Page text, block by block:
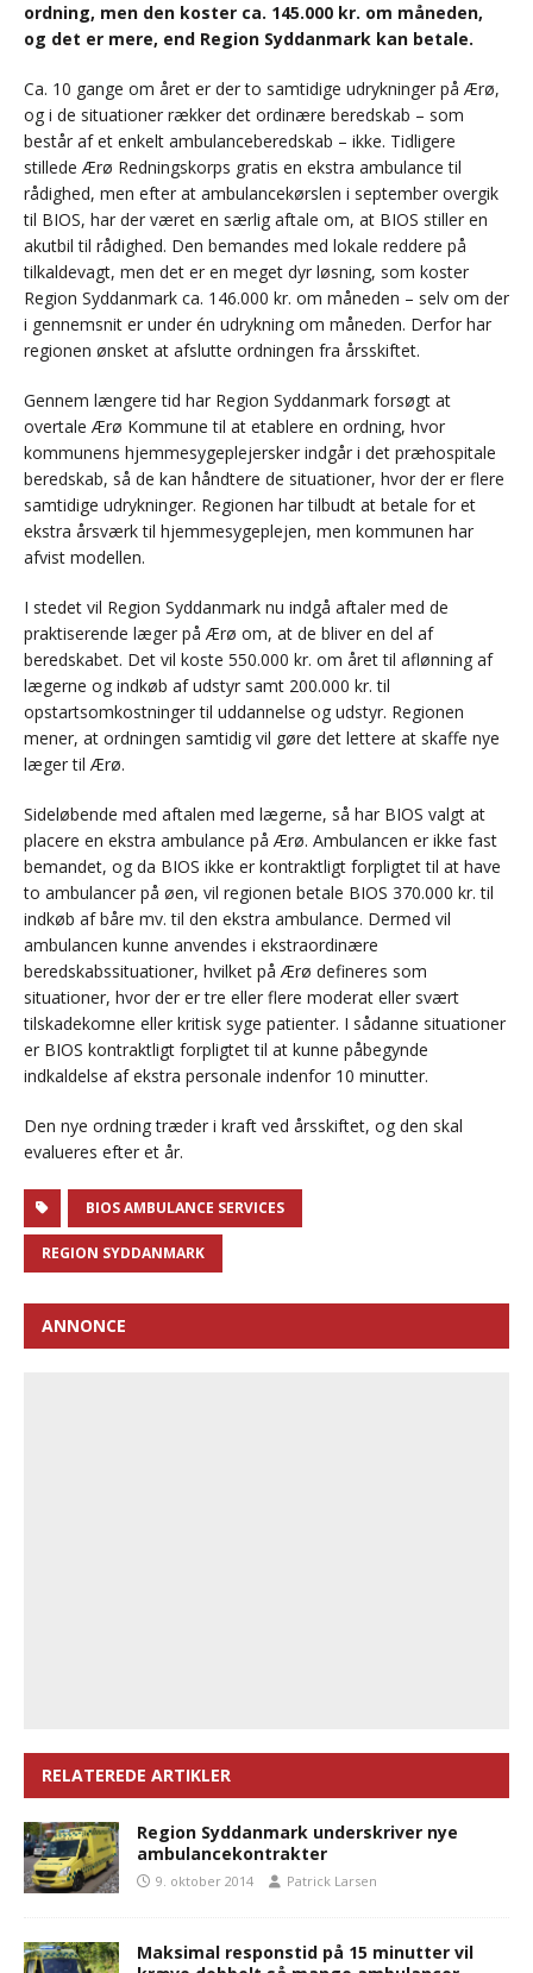
ordning, men den koster ca. 145.000 kr. om måneden,
og det er mere, end Region Syddanmark kan betale.
Ca. 10 gange om året er der to samtidige udrykninger på Ærø,
og i de situationer rækker det ordinære beredskab – som
består af et enkelt ambulanceberedskab – ikke. Tidligere
stillede Ærø Redningskorps gratis en ekstra ambulance til
rådighed, men efter at ambulancekørslen i september overgik
til BIOS, har der været en særlig aftale om, at BIOS stiller en
akutbil til rådighed. Den bemandes med lokale reddere på
tilkaldevagt, men det er en meget dyr løsning, som koster
Region Syddanmark ca. 146.000 kr. om måneden – selv om der
i gennemsnit er under én udrykning om måneden. Derfor har
regionen ønsket at afslutte ordningen fra årsskiftet.
Gennem længere tid har Region Syddanmark forsøgt at
overtale Ærø Kommune til at etablere en ordning, hvor
kommunens hjemmesygeplejersker indgår i det præhospitale
beredskab, så de kan håndtere de situationer, hvor der er flere
samtidige udrykninger. Regionen har tilbudt at betale for et
ekstra årsværk til hjemmesygeplejen, men kommunen har
afvist modellen.
I stedet vil Region Syddanmark nu indgå aftaler med de
praktiserende læger på Ærø om, at de bliver en del af
beredskabet. Det vil koste 550.000 kr. om året til aflønning af
lægerne og indkøb af udstyr samt 200.000 kr. til
opstartsomkostninger til uddannelse og udstyr. Regionen
mener, at ordningen samtidig vil gøre det lettere at skaffe nye
læger til Ærø.
Sideløbende med aftalen med lægerne, så har BIOS valgt at
placere en ekstra ambulance på Ærø. Ambulancen er ikke fast
bemandet, og da BIOS ikke er kontraktligt forpligtet til at have
to ambulancer på øen, vil regionen betale BIOS 370.000 kr. til
indkøb af båre mv. til den ekstra ambulance. Dermed vil
ambulancen kunne anvendes i ekstraordinære
beredskabssituationer, hvilket på Ærø defineres som
situationer, hvor der er tre eller flere moderat eller svært
tilskadekomne eller kritisk syge patienter. I sådanne situationer
er BIOS kontraktligt forpligtet til at kunne påbegynde
indkaldelse af ekstra personale indenfor 10 minutter.
Den nye ordning træder i kraft ved årsskiftet, og den skal
evalueres efter et år.
BIOS AMBULANCE SERVICES
REGION SYDDANMARK
ANNONCE
RELATEREDE ARTIKLER
Region Syddanmark underskriver nye
ambulancekontrakter
9. oktober 2014 Patrick Larsen
Maksimal responstid på 15 minutter vil